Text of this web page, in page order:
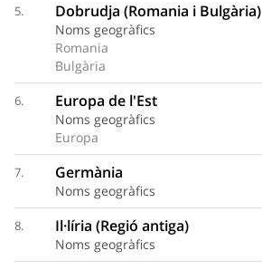
5. Dobrudja (Romania i Bulgària)
Noms geogràfics
Romania
Bulgària
6. Europa de l'Est
Noms geogràfics
Europa
7. Germània
Noms geogràfics
8. Il·líria (Regió antiga)
Noms geogràfics